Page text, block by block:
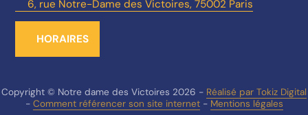
6, rue Notre-Dame des Victoires, 75002 Paris
HORAIRES
Copyright © Notre dame des Victoires 2026 - Réalisé par Tokiz Digital
- Comment référencer son site internet- Mentions légales